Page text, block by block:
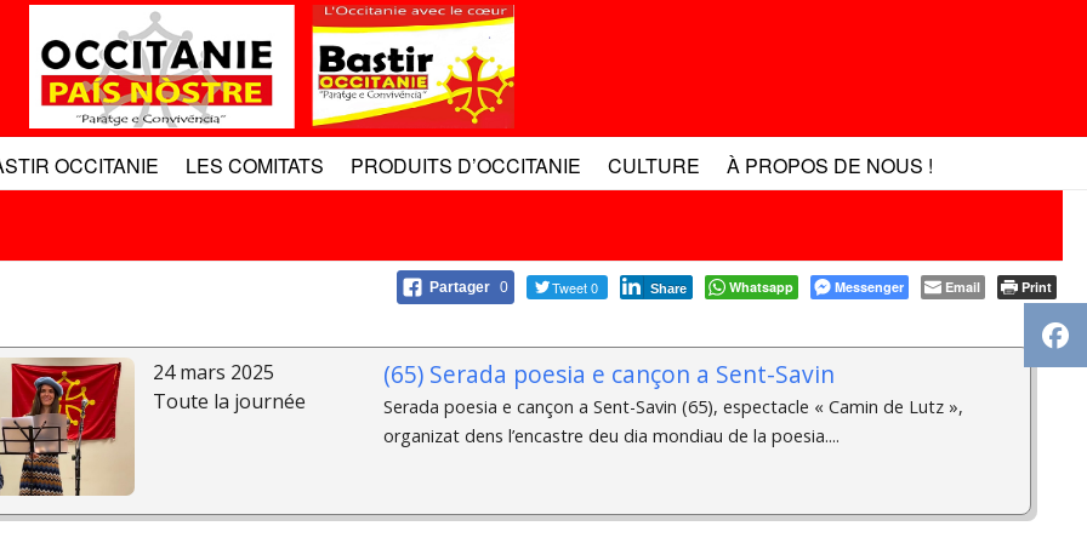
OCCITANIE LES COMITATS PRODUITS D’OCCITANIE CULTURE À PROPOS DE NOUS !
Partager 0 Tweet 0 Share Whatsapp Messenger Email Print
24 mars 2025
Toute la journée
(65) Serada poesia e cançon a Sent-Savin
Serada poesia e cançon a Sent-Savin (65), espectacle « Camin de Lutz »,
organizat dens l’encastre deu dia mondiau de la poesia....